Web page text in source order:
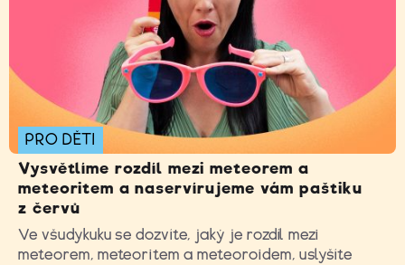
PRO DĚTI
Vysvětlíme rozdíl mezi meteorem a
meteoritem a naservírujeme vám paštiku
z červů
Ve všudykuku se dozvíte, jaký je rozdíl mezi
meteorem, meteoritem a meteoroidem, uslyšíte